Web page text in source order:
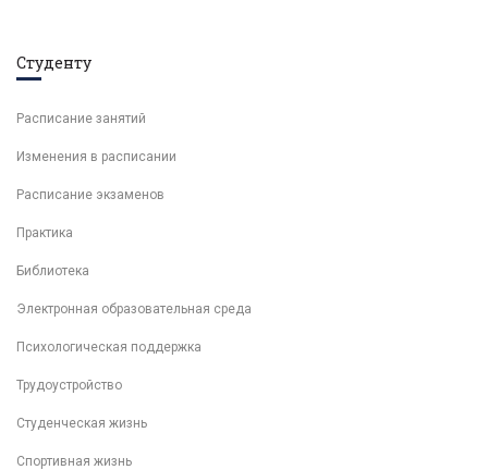
Студенту
Расписание занятий
Изменения в расписании
Расписание экзаменов
Практика
Библиотека
Электронная образовательная среда
Психологическая поддержка
Трудоустройство
Студенческая жизнь
Спортивная жизнь